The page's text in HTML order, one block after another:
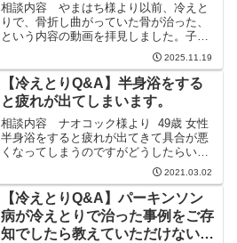
相談内容 やまはち様より以前、冷えと
りで、骨折し曲がっていた骨が治った、
という内容の動画を拝見しました。子供
（中学女子）の前歯が出っ歯です。歯医
者から渡された器具を1日1回ほど付けて
いますが改善しないので、もしかしたら
歯並びにも冷えとりが効...
2025.11.19
【冷えとりQ&A】半身浴をする
と疲れが出てしまいます。
相談内容 ナオコック様より 49歳 女性
半身浴をすると疲れが出てきて具合が悪
くなってしまうのですがどうしたらいい
ですか?半身浴をすると冷えが少しとれて
腎臓の毒が出やすくなります。腎臓が悪
いと疲れやすくなりますので、「冷えと
り」を強化してい...
2021.03.02
【冷えとりQ&A】パーキンソン
病が冷えとりで治った事例をご存
知でしたら教えていただけないで